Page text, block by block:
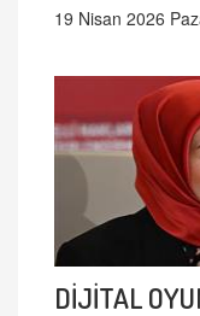
19 Nisan 2026
DİJİTAL